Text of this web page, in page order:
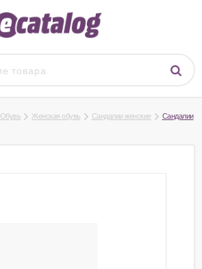
Обувь Женская обувь Сандалии женские
Сандалии